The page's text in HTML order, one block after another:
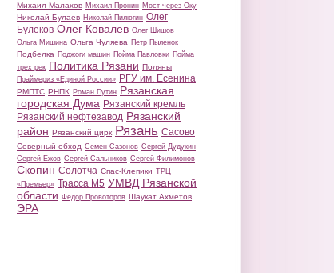
Михаил Малахов Михаил Пронин Мост через Оку
Николай Булаев Николай Пилюгин Олег
Булеков Олег Ковалев Олег Шишов
Ольга Мишина Ольга Чуляева Петр Пыленок
Подбелка Поджоги машин Пойма Павловки Пойма
трех рек Политика Рязани Поляны
Праймериз «Единой России» РГУ им. Есенина
РМПТС РНПК Роман Путин Рязанская
городская Дума Рязанский кремль
Рязанский нефтезавод Рязанский
район Рязанский цирк Рязань Сасово
Северный обход Семен Сазонов Сергей Дудукин
Сергей Ежов Сергей Сальников Сергей Филимонов
Скопин Солотча Спас-Клепики ТРЦ
«Премьер» Трасса М5 УМВД Рязанской
области Федор Провоторов Шаукат Ахметов
ЭРА